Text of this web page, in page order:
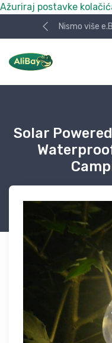
Ažuriraj postavke
Nismo više
Solar